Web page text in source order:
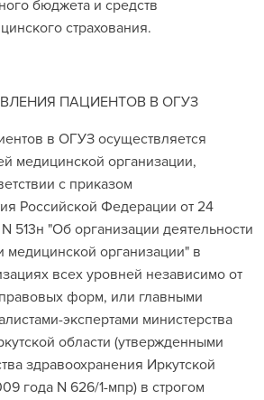
бюджета и средств
страхования.
ПАЦИЕНТОВ В ОГУЗ
в ОГУЗ осуществляется
медицинской организации,
с приказом
Российской Федерации от 24
513н "Об организации деятельности
медицинской организации" в
всех уровней независимо от
форм, или главными
экспертами министерства
области (утвержденными
здравоохранения Иркутской
года N 626/1-мпр) в строгом